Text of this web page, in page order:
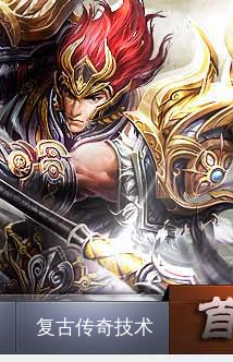
复古传奇技术